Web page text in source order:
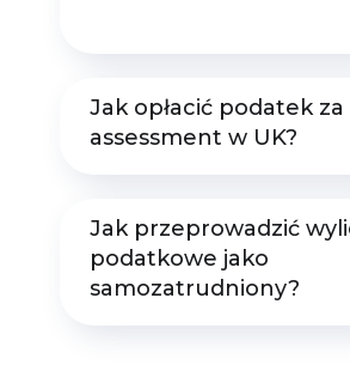
Jak opłacić podatek za
assessment w UK?
Jak przeprowadzić
podatkowe jako
samozatrudniony?